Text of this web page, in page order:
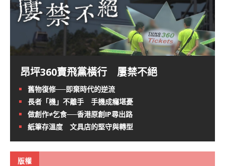
昂坪360賣飛黨橫行 屢禁不絕
舊物復修──即棄時代的逆流
長者「機」不離手 手機成癮堪憂
做創作≠乞食──香港原創IP尋出路
紙筆存溫度 文具店的堅守與轉型
版權